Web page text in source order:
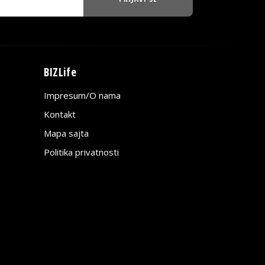
BIZLife
Impresum/O nama
Kontakt
Mapa sajta
Politika privatnosti